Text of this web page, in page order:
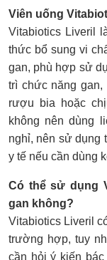
Viên uống
Vitabiotics Liveril
thức bổ sung vi
gan, phù hợp sử
trì chức năng
rượu bia hoặc
không nên dùng
nghỉ, nên sử dụng
y tế nếu cần dùng
Có thể sử dụng
gan không?
Vitabiotics Liveril
trường hợp, tuy
cần hỏi ý kiến